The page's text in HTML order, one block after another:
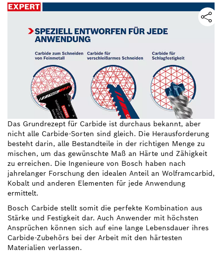
Das Grundrezept für Carbide ist durchaus bekannt, aber
nicht alle Carbide-Sorten sind gleich. Die Herausforderung
besteht darin, alle Bestandteile in der richtigen Menge zu
mischen, um das gewünschte Maß an Härte und Zähigkeit
zu erreichen. Die Ingenieure von Bosch haben nach
jahrelanger Forschung den idealen Anteil an Wolframcarbid,
Kobalt und anderen Elementen für jede Anwendung
ermittelt.
Bosch Carbide stellt somit die perfekte Kombination aus
Stärke und Festigkeit dar. Auch Anwender mit höchsten
Ansprüchen können sich auf eine lange Lebensdauer ihres
Carbide-Zubehörs bei der Arbeit mit den härtesten
Materialien verlassen.